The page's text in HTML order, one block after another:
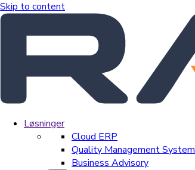
Skip to content
Løsninger
Cloud ERP
Quality Management System
Business Advisory